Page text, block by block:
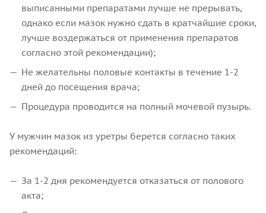
выписанными препаратами лучше не прерывать,
однако если мазок нужно сдать в кратчайшие сроки,
лучше воздержаться от применения препаратов
согласно этой рекомендации);
Не желательны половые контакты в течение 1-2
дней до посещения врача;
Процедура проводится на полный мочевой пузырь.
У мужчин мазок из уретры берется согласно таких
рекомендаций:
За 1-2 дня рекомендуется отказаться от полового
акта;